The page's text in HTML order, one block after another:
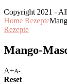
Copyright 2021 -
Home Rezepte
Rezepte
Mango-
A+A-
Reset